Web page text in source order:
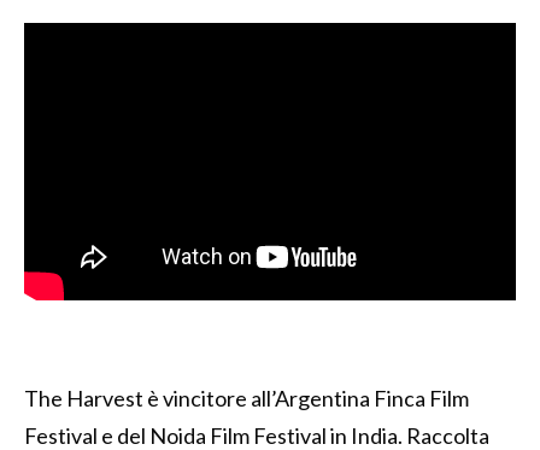
The Harvest è vincitore all’Argentina Finca Film
Festival e del Noida Film Festival in India. Raccolta